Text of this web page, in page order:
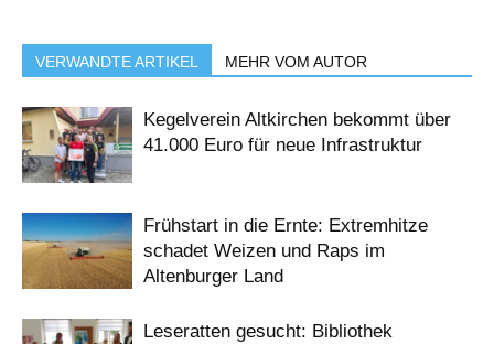
VERWANDTE ARTIKEL MEHR VOM AUTOR
Kegelverein Altkirchen bekommt über
41.000 Euro für neue Infrastruktur
Frühstart in die Ernte: Extremhitze
schadet Weizen und Raps im
Altenburger Land
Leseratten gesucht: Bibliothek